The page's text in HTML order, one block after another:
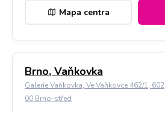
Mapa centra
Brno, Vaňkovka
Galerie Vaňkovka, Ve Vaňkovce 462/1, 602
00 Brno-střed